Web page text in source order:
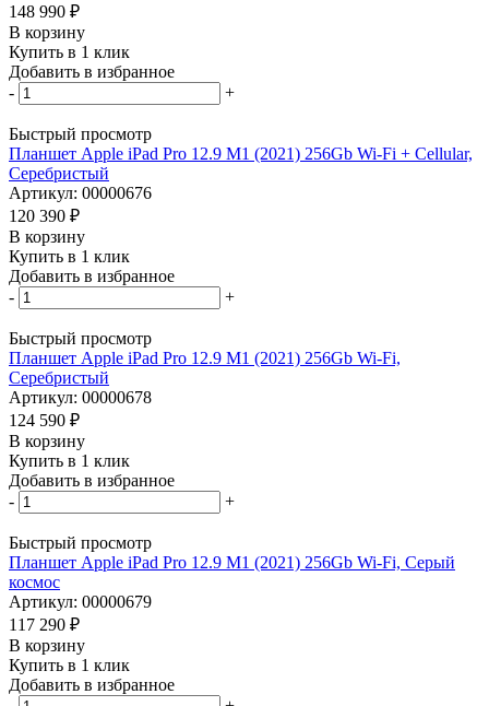
148 990 ₽
В корзину
Купить в 1 клик
Добавить в избранное
-
+
Быстрый просмотр
Планшет Apple iPad Pro 12.9 M1 (2021) 256Gb Wi-Fi + Cellular,
Серебристый
Артикул: 00000676
120 390 ₽
В корзину
Купить в 1 клик
Добавить в избранное
-
+
Быстрый просмотр
Планшет Apple iPad Pro 12.9 M1 (2021) 256Gb Wi-Fi,
Серебристый
Артикул: 00000678
124 590 ₽
В корзину
Купить в 1 клик
Добавить в избранное
-
+
Быстрый просмотр
Планшет Apple iPad Pro 12.9 M1 (2021) 256Gb Wi-Fi, Серый
космос
Артикул: 00000679
117 290 ₽
В корзину
Купить в 1 клик
Добавить в избранное